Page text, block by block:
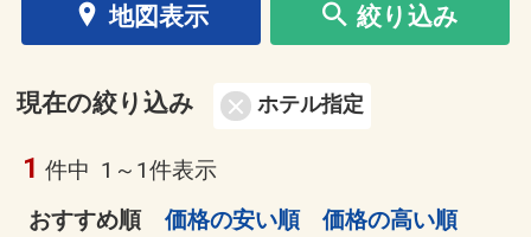
地図表示 絞り込み
現在の絞り込み ホテル指定
1 件中 1～1件表示
おすすめ順
価格の安い順 価格の高い順